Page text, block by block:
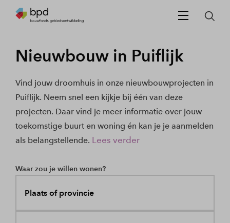
Nieuwbouw in Puiflijk
Vind jouw droomhuis in onze nieuwbouwprojecten in
Puiflijk. Neem snel een kijkje bij één van deze
projecten. Daar vind je meer informatie over jouw
toekomstige buurt en woning én kan je je aanmelden
als belangstellende. Lees verder
Waar zou je willen wonen?
Plaats of provincie